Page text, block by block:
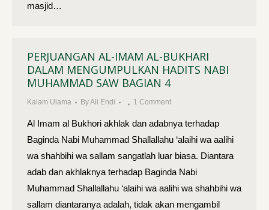
masjid…
PERJUANGAN AL-IMAM AL-BUKHARI
DALAM MENGUMPULKAN HADITS NABI
MUHAMMAD SAW BAGIAN 4
Kalam Ulama ByAli Endi 1 Comment
Al Imam al Bukhori akhlak dan adabnya terhadap
Baginda Nabi Muhammad Shallallahu ‘alaihi wa aalihi
wa shahbihi wa sallam sangatlah luar biasa. Diantara
adab dan akhlaknya terhadap Baginda Nabi
Muhammad Shallallahu ‘alaihi wa aalihi wa shahbihi wa
sallam diantaranya adalah, tidak akan mengambil